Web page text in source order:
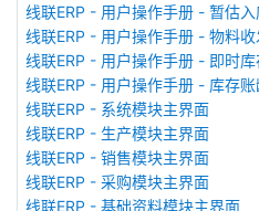
线联ERP - 用户操作手册 - 暂估入
线联ERP - 用户操作手册 - 物料收
线联ERP - 用户操作手册 - 即时库
线联ERP - 用户操作手册 - 库存账
线联ERP - 系统模块主界面
线联ERP - 生产模块主界面
线联ERP - 销售模块主界面
线联ERP - 采购模块主界面
线联ERP - 基础资料模块主界面